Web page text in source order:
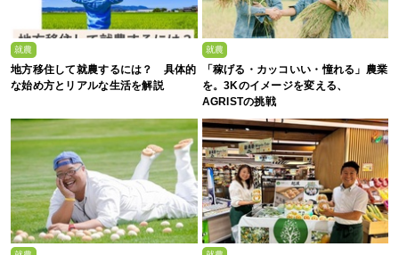
就農
地方移住して就農するには？ 具体的
な始め方とリアルな生活を解説
就農
「稼げる・カッコいい・憧れる」農業
を。3Kのイメージを変える、
AGRISTの挑戦